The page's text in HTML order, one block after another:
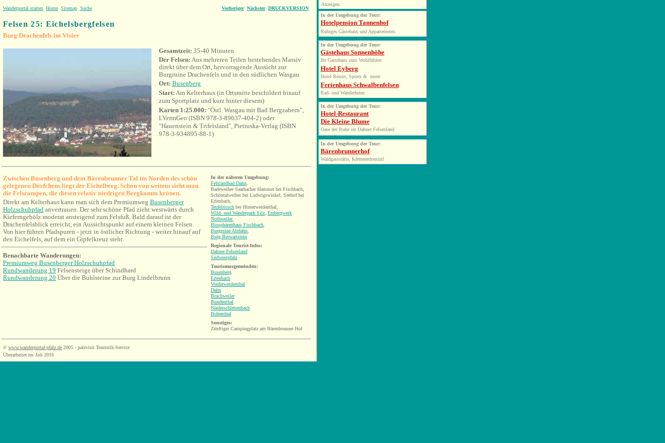
Wanderportal starten Home Sitemap Suche Vorheriger Nächster DRUCKVERSION
Felsen 25: Eichelsbergfelsen
Burg Drachenfels im Visier
Gesamtzeit: 35-40 Minuten
Der Felsen: Aus mehreren Teilen bestehendes Massiv
direkt über dem Ort, hervorragende Aussicht zur
Burgruine Drachenfels und in den südlichen Wasgau
Ort: Busenberg
Start: Am Kelterhaus (in Ortsmitte beschildert hinauf
zum Sportplatz und kurz hinter diesem)
Karten 1:25.000: "Östl. Wasgau mit Bad Bergzabern",
LVermGeo (ISBN 978-3-89637-404-2) oder
"Hauenstein & Trifelsland", Pietruska-Verlag (ISBN
978-3-934895-88-1)
Zwischen Busenberg und dem Bärenbrunner Tal im Norden des schön
gelegenen Dörfchens liegt der Eichelberg. Schon von weitem sieht man
die Felsrampen, die diesen relativ niedrigen Bergkamm krönen.
Direkt am Kelterhaus kann man sich dem Premiumweg Busenberger
Holzschuhpfad anvertrauen. Der sehr schöne Pfad zieht westwärts durch
Kieferngehölz moderat ansteigend zum Felsfuß. Bald darauf ist der
Drachenfelsblick erreicht, ein Aussichtspunkt auf einem kleinen Felsen.
Von hier führen Pfadspuren - jetzt in östlicher Richtung - weiter hinauf auf
den Eichelfels, auf dem ein Gipfelkreuz steht.
Benachbarte Wanderungen:
Premiumweg Busenberger Holzschuhpfad
Rundwanderung 19 Felsensteige über Schindhard
Rundwanderung 20 Über die Buhlsteine zur Burg Lindelbrunn
In der näheren Umgebung:
Felslandbad Dahn
Badeweiher Saarbacher Hammer bei Fischbach,
Schöntalweiher bei Ludwigswinkel, Seehof bei
Erlenbach,
Teufelstisch bei Hinterweidenthal,
Wild- und Wanderpark Silz Erzbergwerk
Nothweiler,
Biosphärenhaus Fischbach
Burgruine Altdahn
Burg Berwartstein
Regionale Tourist-Infos:
Dahner Felsenland
Südwestpfalz
Tourismusgemeinden:
Busenberg
Erlenbach
Vorderweidenthal
Dahn
Bruchweiler
Bundenthal
Niederschlettenbach
Bobenthal
Sonstiges:
Zünftiger Campingplatz am Bärenbrunner Hof
© www.wanderportal-pfalz.de 2005 - palzvisit Touristik-Service
Überarbeitet im Juli 2016
Anzeigen:
In der Umgebung der Tour:
Hotelpension Tannenhof
Ruhiges Gästehaus und Appartements
In der Umgebung der Tour:
Gästehaus Sonnenhöhe
Ihr Gästehaus zum Wohlfühlen
Hotel Eyberg
Hotel Resort, Sports & more
Ferienhaus Schwalbenfelsen
Rad- und Wanderheim
In der Umgebung der Tour:
Hotel-Restaurant
Die Kleine Blume
Oase der Ruhe im Dahner Felsenland
In der Umgebung der Tour:
Bärenbrunnerhof
Waldgaststätte, Klettererdomizil